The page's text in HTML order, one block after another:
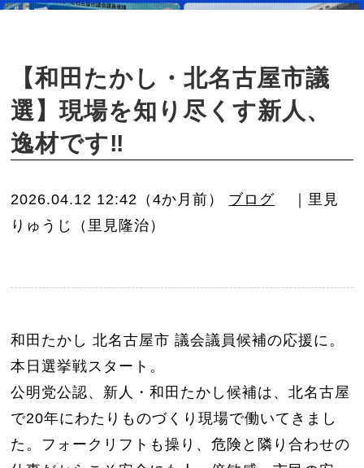
【和田たかし・北名古屋市議
選】現場を知り尽くす新人、
逸材です‼️
2026.04.12 12:42（4か月前） ブログ
｜里見
りゅうじ（里見隆治）
和田たかし 北名古屋市 議会議員候補の応援に。
本日選挙戦スタート。
公明党公認、新人・和田たかし候補は、北名古屋
で20年にわたりものづくり現場で働いてきまし
た。フォークリフトも操り、危険と隣り合わせの